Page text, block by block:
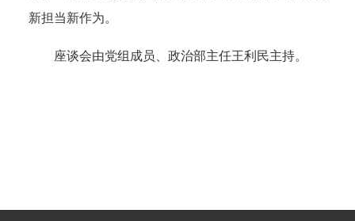
新担当新作为。
座谈会由党组成员、政治部主任王利民主持。